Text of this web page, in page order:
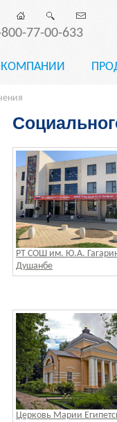
77-00-633
РТ СОШ им. Ю.А.
Душанбе
Церковь Марии